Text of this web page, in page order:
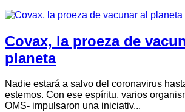
Covax, la proeza de
planeta
Nadie estará a salvo del coronavirus
estemos. Con ese espíritu, varios
OMS- impulsaron una iniciativ...